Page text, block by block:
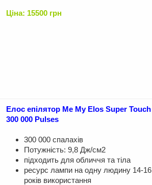
Ціна: 15500 грн
Елос епілятор Me My Elos Super Touch
300 000 Pulses
300 000 спалахів
Потужність: 9,8 Дж/см2
підходить для обличчя та тіла
ресурс лампи на одну людину 14-16
років використання